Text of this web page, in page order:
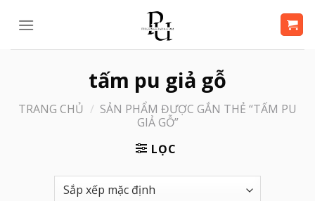
tấm pu giả gỗ
TRANG CHỦ / SẢN PHẨM ĐƯỢC GẮN THẺ “TẤM PU
GIẢ GỖ”
LỌC